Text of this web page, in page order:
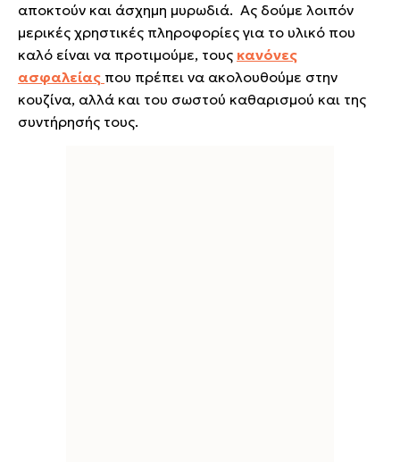
αποκτούν και άσχημη μυρωδιά. Ας δούμε λοιπόν
μερικές χρηστικές πληροφορίες για το υλικό που
καλό είναι να προτιμούμε, τους κανόνες
ασφαλείας που πρέπει να ακολουθούμε στην
κουζίνα, αλλά και του σωστού καθαρισμού και της
συντήρησής τους.